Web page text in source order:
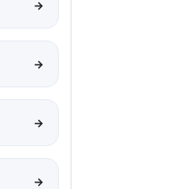
→
→
→
→